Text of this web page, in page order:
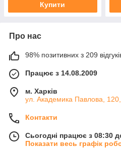
Купити
Про нас
98% позитивних з 209
Працює з 14.08.2009
м. Харків
ул. Академика Павлова, 120,
Контакти
Сьогодні працює з 08:30
Показати весь графік